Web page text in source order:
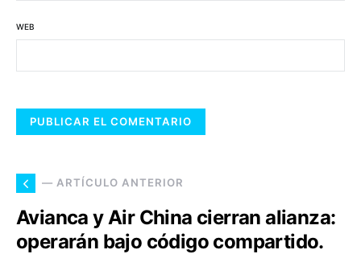
WEB
— ARTÍCULO ANTERIOR
Avianca y Air China cierran alianza:
operarán bajo código compartido.